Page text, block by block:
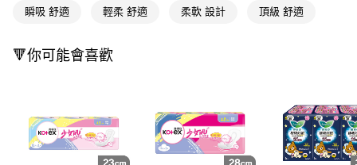
※ 請注意：結帳手續完成當下不需立刻繳費，但若您需要取消訂單，請聯絡
※ 交易是否成功請以「AFTEE先享後付 」之結帳頁面顯示為準，若有關於
【注意事項】
１．透過由恩沛科技股份有限公司提供之「AFTEE先享後付」服務完成之交
易，需依本服務之必要範圍內提供個人資料，並將交易相關給付款項請求債
權轉讓予恩沛科技股份有限公司。
萊爾富取貨付款
付款後萊爾富取貨
每筆NT$65，滿NT$490(含以上)免運費
瞬吸 舒適 輕柔 舒適 柔軟 設計 頂級 舒適
🔻你可能會喜歡